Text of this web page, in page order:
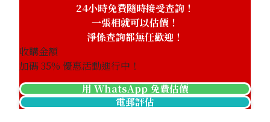
24小時免費隨時接受查詢！
一張相就可以估價！
淨係查詢都無任歡迎！
收購金額
加碼35% 優惠活動進行中！
用 WhatsApp 免費估價
電郵評估